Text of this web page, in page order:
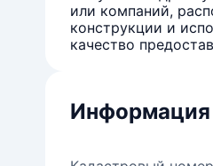
или компаний,
конструкции и
качество